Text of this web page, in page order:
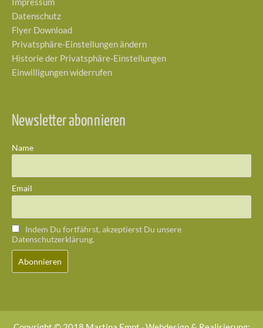
Impressum
Datenschutz
Flyer Download
Privatsphäre-Einstellungen ändern
Historie der Privatsphäre-Einstellungen
Einwilligungen widerrufen
Newsletter abonnieren
Name
Email
Indem Du fortfährst, akzeptierst Du unsere
Datenschutzerklärung.